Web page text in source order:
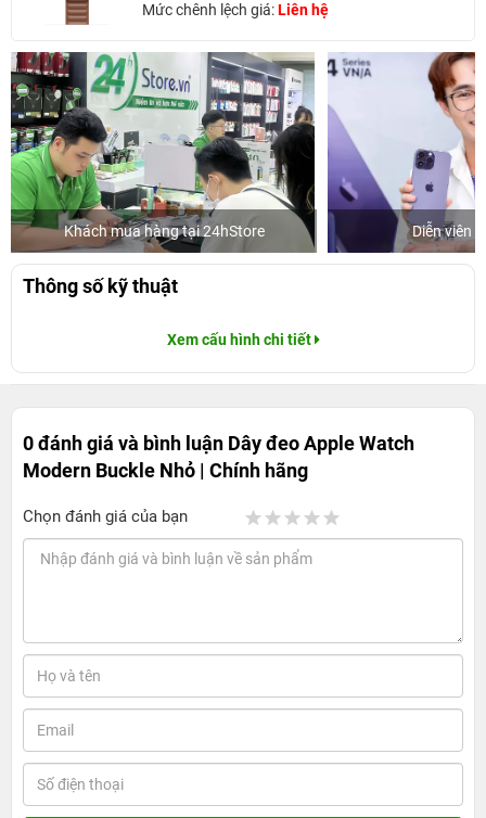
Mức chênh lệch giá:Liên hệ
Khách mua hàng tại 24hStore Diễn viên
Thông số kỹ thuật
Xem cấu hình chi tiết
0 đánh giá và bình luận Dây đeo Apple Watch
Modern Buckle Nhỏ | Chính hãng
Chọn đánh giá của bạn